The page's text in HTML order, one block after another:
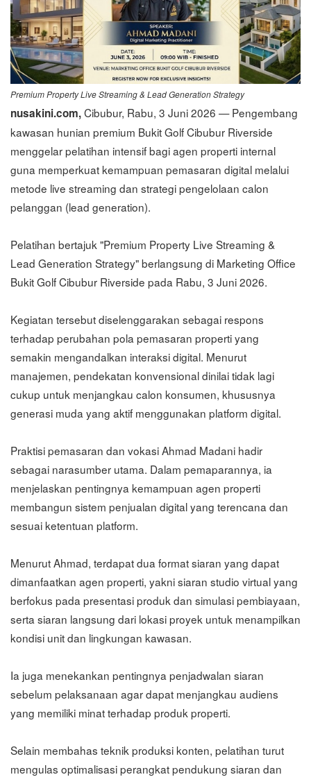
Premium Property Live Streaming & Lead Generation Strategy
nusakini.com,Cibubur, Rabu, 3 Juni 2026 — Pengembang
kawasan hunian premium Bukit Golf Cibubur Riverside
menggelar pelatihan intensif bagi agen properti internal
guna memperkuat kemampuan pemasaran digital melalui
metode live streaming dan strategi pengelolaan calon
pelanggan (lead generation).
Pelatihan bertajuk "Premium Property Live Streaming &
Lead Generation Strategy" berlangsung di Marketing Office
Bukit Golf Cibubur Riverside pada Rabu, 3 Juni 2026.
Kegiatan tersebut diselenggarakan sebagai respons
terhadap perubahan pola pemasaran properti yang
semakin mengandalkan interaksi digital. Menurut
manajemen, pendekatan konvensional dinilai tidak lagi
cukup untuk menjangkau calon konsumen, khususnya
generasi muda yang aktif menggunakan platform digital.
Praktisi pemasaran dan vokasi Ahmad Madani hadir
sebagai narasumber utama. Dalam pemaparannya, ia
menjelaskan pentingnya kemampuan agen properti
membangun sistem penjualan digital yang terencana dan
sesuai ketentuan platform.
Menurut Ahmad, terdapat dua format siaran yang dapat
dimanfaatkan agen properti, yakni siaran studio virtual yang
berfokus pada presentasi produk dan simulasi pembiayaan,
serta siaran langsung dari lokasi proyek untuk menampilkan
kondisi unit dan lingkungan kawasan.
Ia juga menekankan pentingnya penjadwalan siaran
sebelum pelaksanaan agar dapat menjangkau audiens
yang memiliki minat terhadap produk properti.
Selain membahas teknik produksi konten, pelatihan turut
mengulas optimalisasi perangkat pendukung siaran dan